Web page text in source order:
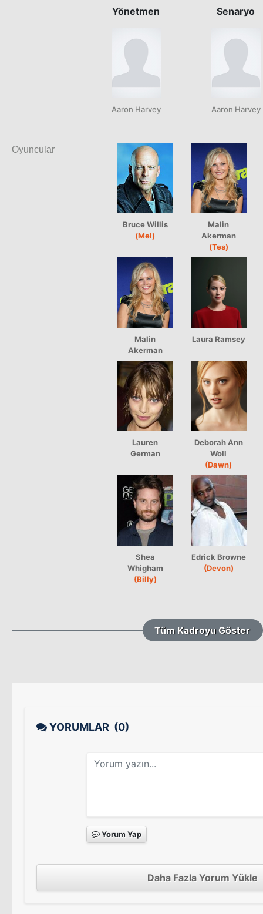
Yönetmen
Aaron Harvey
Senaryo
Aaron Harvey
Oyuncular
Bruce Willis
(Mel)
Malin
Akerman
(Tes)
Malin
Akerman
Laura Ramsey
Lauren
German
Deborah Ann
Woll
(Dawn)
Shea
Whigham
(Billy)
Edrick Browne
(Devon)
Tüm Kadroyu Göster
YORUMLAR (0)
Yorum Yap
Daha Fazla Yorum Yükle